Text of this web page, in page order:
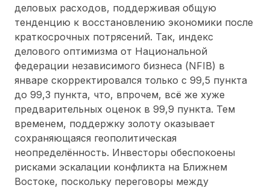
деловых расходов, поддерживая общую
тенденцию к восстановлению экономики после
краткосрочных потрясений. Так, индекс
делового оптимизма от Национальной
федерации независимого бизнеса (NFIB) в
январе скорректировался только с 99,5 пункта
до 99,3 пункта, что, впрочем, всё же хуже
предварительных оценок в 99,9 пункта. Тем
временем, поддержку золоту оказывает
сохраняющаяся геополитическая
неопределённость. Инвесторы обеспокоены
рисками эскалации конфликта на Ближнем
Востоке, поскольку переговоры между